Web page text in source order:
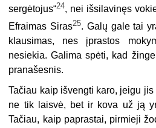
sergėtojus“24, nei išsilavinęs
Efraimas Siras25. Galų gale tai
klausimas, nes įprastos
nesiekia. Galima spėti, kad
pranašesnis.
Tačiau kaip išvengti karo, jeigu
ne tik laisvė, bet ir kova už ją
Tačiau, kaip paprastai, pirmieji